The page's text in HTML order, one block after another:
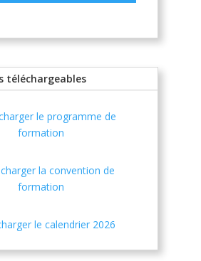
téléchargeables
le programme de
formation
la convention de
formation
le calendrier 2026